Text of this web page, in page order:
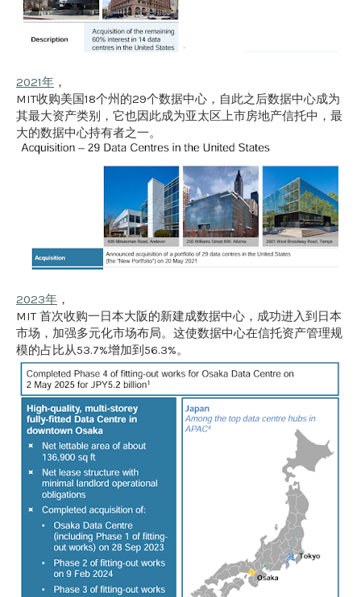
2021年 ，
MIT收购美国18个州的29个数据中心，自此之后数据中心成为
其最大资产类别，它也因此成为亚太区上市房地产信托中，最
大的数据中心持有者之一。
2023年 ，
MIT 首次收购一日本大阪的新建成数据中心，成功进入到日本
市场，加强多元化市场布局。这使数据中心在信托资产管理规
模的占比从53.7%增加到56.3%。